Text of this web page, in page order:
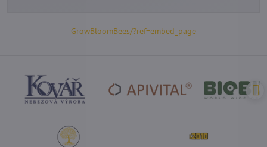
GrowBloomBees/?ref=embed_page